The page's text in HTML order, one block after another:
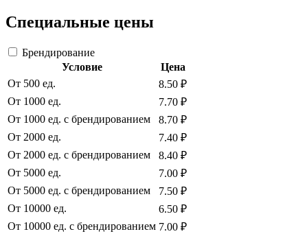
Специальные цены
Брендирование
Условие
Цена
От 500 ед.
8.50 ₽
От 1000 ед.
7.70 ₽
От 1000 ед. с брендированием
8.70 ₽
От 2000 ед.
7.40 ₽
От 2000 ед. с брендированием
8.40 ₽
От 5000 ед.
7.00 ₽
От 5000 ед. с брендированием
7.50 ₽
От 10000 ед.
6.50 ₽
От 10000 ед. с брендированием 7.00 ₽